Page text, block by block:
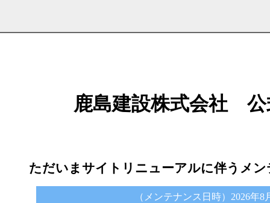
鹿島建設株式会社
ただいまサイトリニューアルに伴うメ
（メンテナンス日時）2026年8